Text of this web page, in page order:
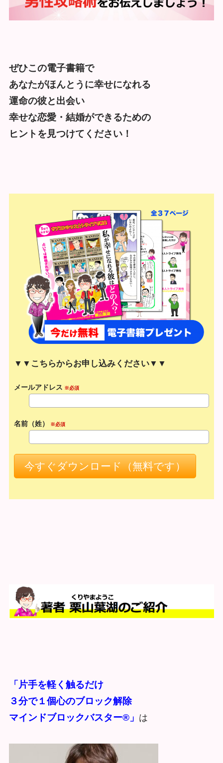
ぜひこの電子書籍で
あなたがほんとうに幸せになれる
運命の彼と出会い
幸せな恋愛・結婚ができるための
ヒントを見つけてください！
▼▼こちらからお申し込みください▼▼
メールアドレス ※必須
名前（姓） ※必須
「片手を軽く触るだけ
３分で１個心のブロック解除
マインドブロックバスター®︎」 は